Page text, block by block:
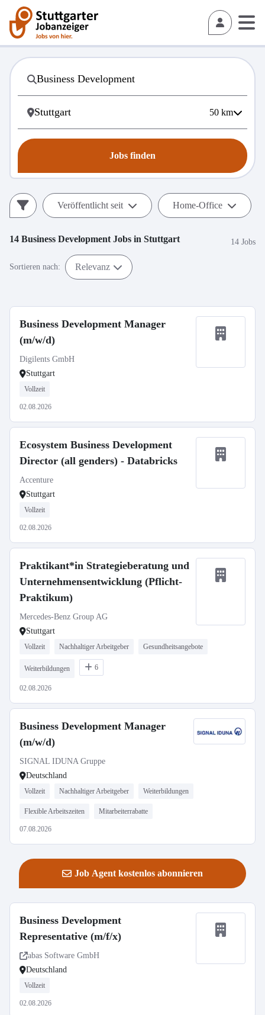
50 km
Jobs finden
Veröffentlicht seit Home-Office
14 Business Development Jobs in Stuttgart 14 Jobs
Sortieren nach: Relevanz
Business Development Manager
(m/w/d)
Digilents GmbH
Stuttgart
Vollzeit
02.08.2026
Ecosystem Business Development
Director (all genders) - Databricks
Accenture
Stuttgart
Vollzeit
02.08.2026
Praktikant*in Strategieberatung und
Unternehmensentwicklung (Pflicht-
Praktikum)
Mercedes-Benz Group AG
Stuttgart
Vollzeit Nachhaltiger Arbeitgeber Gesundheitsangebote
Weiterbildungen 6
02.08.2026
Business Development Manager
(m/w/d)
SIGNAL IDUNA Gruppe
Deutschland
Vollzeit Nachhaltiger Arbeitgeber Weiterbildungen
Flexible Arbeitszeiten Mitarbeiterrabatte
07.08.2026
Job Agent kostenlos abonnieren
Business Development
Representative (m/f/x)
abas Software GmbH
Deutschland
Vollzeit
02.08.2026